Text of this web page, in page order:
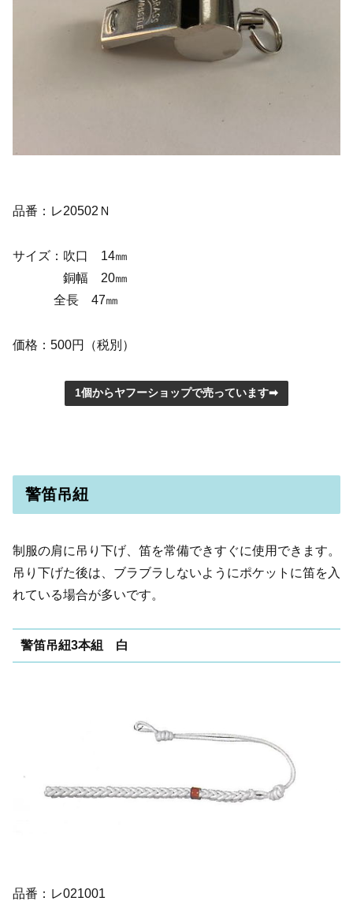
品番：レ20502Ｎ
サイズ：吹口 14㎜
銅幅 20㎜
全長 47㎜
価格：500円（税別）
1個からヤフーショップで売っています➡
警笛吊紐
制服の肩に吊り下げ、笛を常備できすぐに使用できます。
吊り下げた後は、ブラブラしないようにポケットに笛を入
れている場合が多いです。
警笛吊紐3本組 白
品番：レ021001